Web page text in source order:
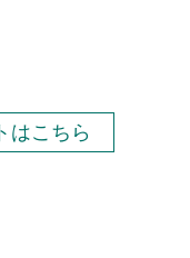
はこちら